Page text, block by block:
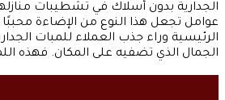
الجدارية بدون أسلاك في تشطيبات
عوامل تجعل هذا النوع من الإضاءة محببًا
الرئيسية وراء جذب العملاء للمبات
الجمال الذي تضفيه على المكان. فهذه